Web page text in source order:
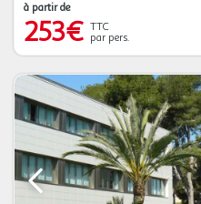
à partir de
253€ TTC
par pers.